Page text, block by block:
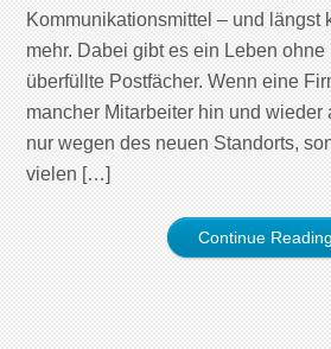
Kommunikationsmittel – und längst
mehr. Dabei gibt es ein Leben
überfüllte Postfächer. Wenn eine
mancher Mitarbeiter hin und
nur wegen des neuen Standorts,
vielen […]
Continue Reading